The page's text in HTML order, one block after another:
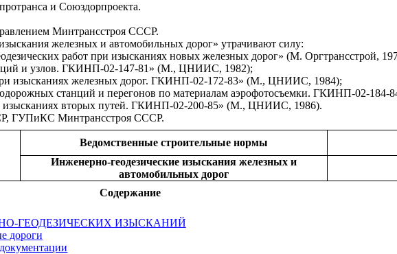
и Союздорпроекта.
Минтрансстроя СССР.
железных и автомобильных дорог» утрачивают силу:
работ при изысканиях новых железных дорог» (М. Оргтрансстрой,
и узлов. ГКИНП-02-147-81» (М., ЦНИИС, 1982);
изысканиях железных дорог. ГКИНП-02-172-83» (М., ЦНИИС, 1984);
станций и перегонов по материалам аэрофотосъемки. ГКИНП-02-
изысканиях вторых путей. ГКИНП-02-200-85» (М., ЦНИИС, 1986).
ГУПиКС Минтрансстроя СССР.
Ведомственные строительные нормы
Инженерно-геодезические изыскания железных и
автомобильных дорог
Содержание
ГЕОДЕЗИЧЕСКИХ ИЗЫСКАНИЙ
дороги